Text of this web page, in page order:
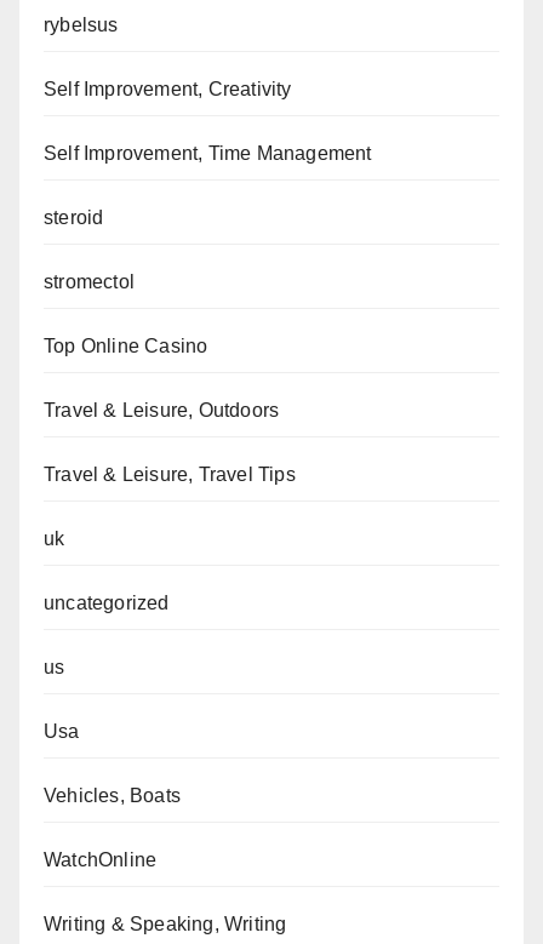
rybelsus
Self Improvement, Creativity
Self Improvement, Time Management
steroid
stromectol
Top Online Casino
Travel & Leisure, Outdoors
Travel & Leisure, Travel Tips
uk
uncategorized
us
Usa
Vehicles, Boats
WatchOnline
Writing & Speaking, Writing